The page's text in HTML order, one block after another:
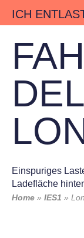
ICH
Einspuriges
Ladefläche
Home » IES1 »